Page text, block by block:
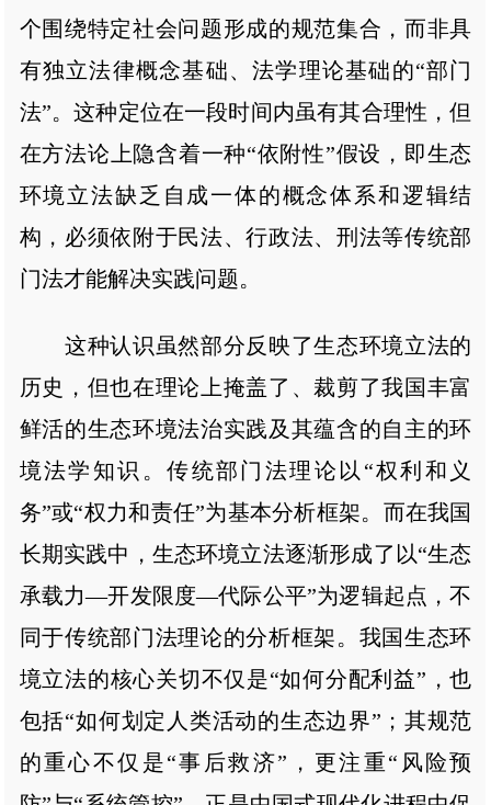
个围绕特定社会问题形成的规范集合，而非具
有独立法律概念基础、法学理论基础的“部门
法”。这种定位在一段时间内虽有其合理性，但
在方法论上隐含着一种“依附性”假设，即生态
环境立法缺乏自成一体的概念体系和逻辑结
构，必须依附于民法、行政法、刑法等传统部
门法才能解决实践问题。
这种认识虽然部分反映了生态环境立法的
历史，但也在理论上掩盖了、裁剪了我国丰富
鲜活的生态环境法治实践及其蕴含的自主的环
境法学知识。传统部门法理论以“权利和义
务”或“权力和责任”为基本分析框架。而在我国
长期实践中，生态环境立法逐渐形成了以“生态
承载力—开发限度—代际公平”为逻辑起点，不
同于传统部门法理论的分析框架。我国生态环
境立法的核心关切不仅是“如何分配利益”，也
包括“如何划定人类活动的生态边界”；其规范
的重心不仅是“事后救济”，更注重“风险预